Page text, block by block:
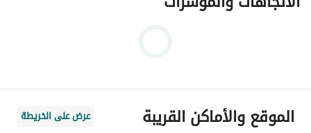
الموقع والأماكن القريبة عرض على الخريطة